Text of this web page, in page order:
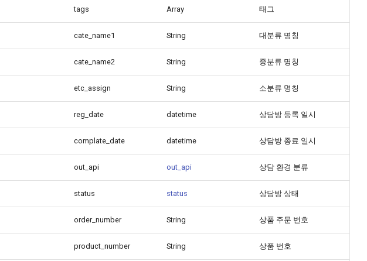
tags Array 태그
cate_name1 String 대분류 명칭
cate_name2 String 중분류 명칭
etc_assign String 소분류 명칭
reg_date datetime 상담방 등록 일시
complate_date datetime 상담방 종료 일시
out_api out_api 상담 환경 분류
status status 상담방 상태
order_number String 상품 주문 번호
product_number String 상품 번호